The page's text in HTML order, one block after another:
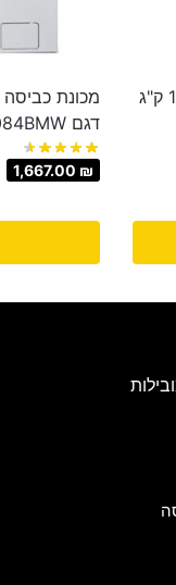
מכונת כביסה משולבת מייבש 17 ק"ג
דגם EWF1084BMW
1,667.00 ₪